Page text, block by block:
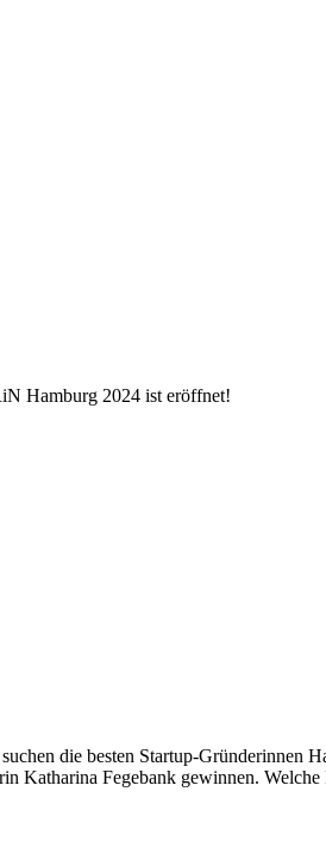
Hamburg 2024 ist eröffnet!
die besten Startup-Gründerinnen
Katharina Fegebank gewinnen.